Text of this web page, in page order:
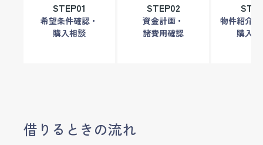
STEP01
希望条件確認・
購入相談
STEP02
資金計画・
諸費用確認
物件紹介
購入
借りるときの流れ